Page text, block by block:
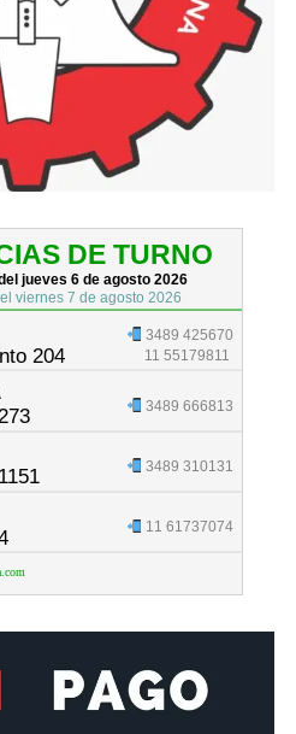
DE TURNO
jueves 6 de agosto 2026
viernes 7 de agosto 2026
204
3489 425670
11 55179811
3489 666813
3489 310131
11 61737074